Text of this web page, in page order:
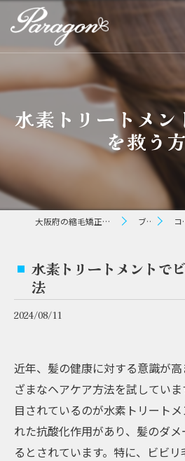
水素トリートメ
を救う
大阪府の縮毛矯正ならパラゴン ヘアー ブログ コラム
水素トリートメントで
法
2024/08/11
近年、髪の健康に対する意識が
ざまなヘアケア方法を試してい
目されているのが水素トリート
れた抗酸化作用があり、髪のダ
るとされています。特に、ビビ